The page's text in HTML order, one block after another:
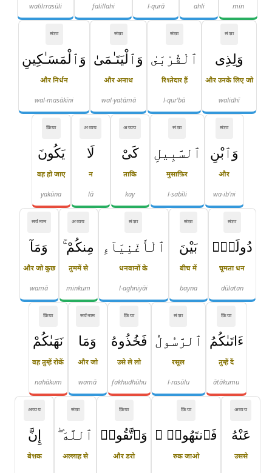
min
ahli
l-qurā
falillahi
walilrrasūli
संज्ञा
وَلِذِى
और उनके लिए जो
walidhī
संज्ञा
ٱلْقُرْبَىٰ
रिश्तेदार हैं
l-qur'bā
संज्ञा
وَٱلْيَتَـٰمَىٰ
और अनाथ
wal-yatāmā
संज्ञा
وَٱلْمَسَـٰكِينِ
और निर्धन
wal-masākīni
संज्ञा
وَٱبْنِ
और
wa-ib'ni
संज्ञा
ٱلسَّبِيلِ
मुसाफ़िर
l-sabīli
अव्यय
كَىْ
ताकि
kay
अव्यय
لَا
न
lā
क्रिया
يَكُونَ
वह हो जाए
yakūna
संज्ञा
دُولَةًۢ
घूमता धन
dūlatan
संज्ञा
بَيْنَ
बीच में
bayna
संज्ञा
ٱلْأَغْنِيَآءِ
धनवानों के
l-aghniyāi
अव्यय
مِنكُمْ ۚ
तुममें से
minkum
सर्वनाम
وَمَآ
और जो कुछ
wamā
क्रिया
ءَاتَىٰكُمُ
तुम्हें दें
ātākumu
संज्ञा
ٱلرَّسُولُ
रसूल
l-rasūlu
क्रिया
فَخُذُوهُ
उसे ले लो
fakhudhūhu
सर्वनाम
وَمَا
और जो
wamā
क्रिया
نَهَىٰكُمْ
वह तुम्हें रोकें
nahākum
अव्यय
عَنْهُ
उससे
क्रिया
فَٱنتَهُوا۟ ۚ
रुक जाओ
क्रिया
وَٱتَّقُوا۟
और डरो
संज्ञा
ٱللَّهَ ۖ
अल्लाह से
अव्यय
إِنَّ
बेशक